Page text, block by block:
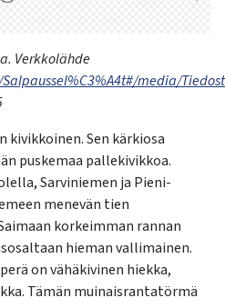
. Verkkolähde
media/
kivikkoinen. Sen kärkiosa
puskemaa pallekivikkoa.
Sarviniemen ja Pieni-
menevän tien
korkeimman rannan
hieman vallimainen.
on vähäkivinen hiekka,
Tämän muinaisrantatörmä